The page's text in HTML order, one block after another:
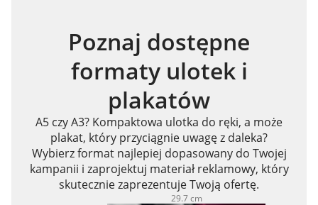
Poznaj dostępne
formaty ulotek i
plakatów
A5 czy A3? Kompaktowa ulotka do ręki, a może
plakat, który przyciągnie uwagę z daleka?
Wybierz format najlepiej dopasowany do Twojej
kampanii i zaprojektuj materiał reklamowy, który
skutecznie zaprezentuje Twoją ofertę.
29.7 cm